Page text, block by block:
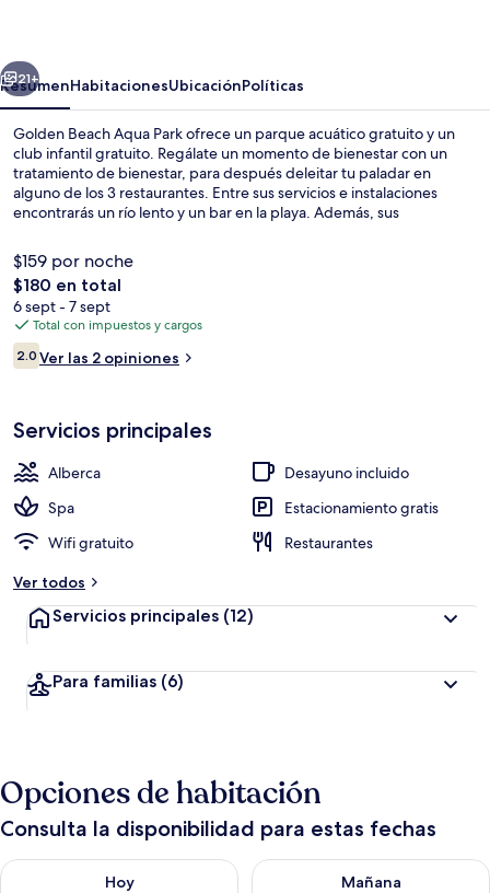
Siguiente
21+
ResumenHabitacionesUbicaciónPolíticas
Golden Beach Aqua Park ofrece un parque acuático gratuito y un
club infantil gratuito. Regálate un momento de bienestar con un
tratamiento de bienestar, para después deleitar tu paladar en
alguno de los 3 restaurantes. Entre sus servicios e instalaciones
encontrarás un río lento y un bar en la playa. Además, sus
$159 por noche
El
precio
total
es
de
$180 en total
6 sept - 7 sept
Total con impuestos y cargos
Opiniones
2.02.0 de 10,
Ver las 2 opiniones
Servicios principales
Alberca
Desayuno incluido
Spa
Estacionamiento gratis
Wifi gratuito
Restaurantes
Ver todos
Servicios principales (12)
Para familias (6)
Opciones de habitación
Consulta la disponibilidad para estas fechas
Hoy
Consulta la disponibilidad para hoy ago 7 - ago 8
Mañana
Consulta la disponibilidad